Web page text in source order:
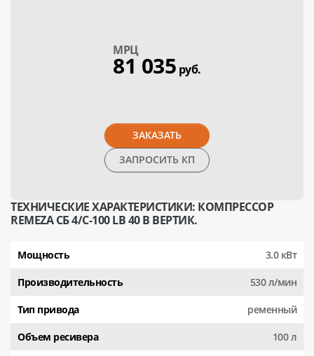
МPЦ
81 035 руб.
ЗАКАЗАТЬ
ЗАПРОСИТЬ КП
ТЕХНИЧЕСКИЕ ХАРАКТЕРИСТИКИ: КОМПРЕССОР
REMEZA СБ 4/С-100 LB 40 В ВЕРТИК.
Мощность 3.0 кВт
Производительность 530 л/мин
Тип привода ременный
Объем ресивера 100 л